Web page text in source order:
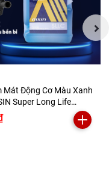
Mát Động Cơ Màu Xanh
Super Long Life
1 Lít SCPM50A1LB